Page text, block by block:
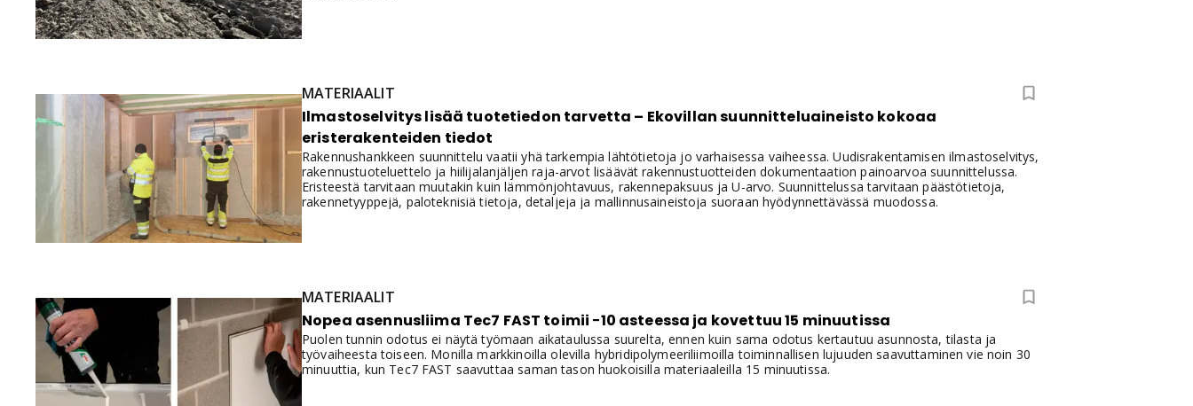
MATERIAALIT
Ilmastoselvitys lisää tuotetiedon tarvetta – Ekovillan suunnitteluaineisto kokoaa
eristerakenteiden tiedot
Rakennushankkeen suunnittelu vaatii yhä tarkempia lähtötietoja jo varhaisessa vaiheessa. Uudisrakentamisen ilmastoselvitys,
rakennustuoteluettelo ja hiilijalanjäljen raja-arvot lisäävät rakennustuotteiden dokumentaation painoarvoa suunnittelussa.
Eristeestä tarvitaan muutakin kuin lämmönjohtavuus, rakennepaksuus ja U-arvo. Suunnittelussa tarvitaan päästötietoja,
rakennetyyppejä, paloteknisiä tietoja, detaljeja ja mallinnusaineistoja suoraan hyödynnettävässä muodossa.
MATERIAALIT
Nopea asennusliima Tec7 FAST toimii −10 asteessa ja kovettuu 15 minuutissa
Puolen tunnin odotus ei näytä työmaan aikataulussa suurelta, ennen kuin sama odotus kertautuu asunnosta, tilasta ja
työvaiheesta toiseen. Monilla markkinoilla olevilla hybridipolymeeriliimoilla toiminnallisen lujuuden saavuttaminen vie noin 30
minuuttia, kun Tec7 FAST saavuttaa saman tason huokoisilla materiaaleilla 15 minuutissa.